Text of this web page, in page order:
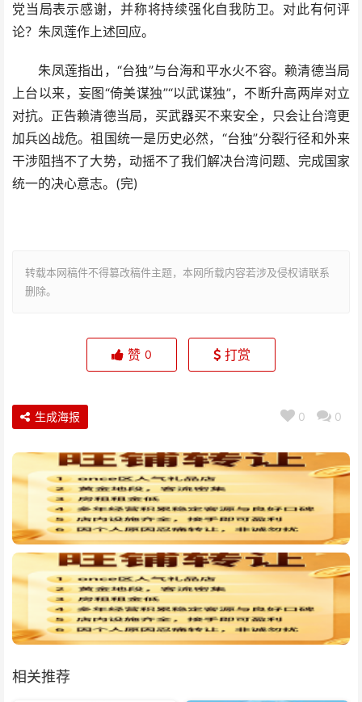
党当局表示感谢，并称将持续强化自我防卫。对此有何评
论？朱凤莲作上述回应。
朱凤莲指出，“台独”与台海和平水火不容。赖清德当局
上台以来，妄图“倚美谋独”“以武谋独”，不断升高两岸对立
对抗。正告赖清德当局，买武器买不来安全，只会让台湾更
加兵凶战危。祖国统一是历史必然，“台独”分裂行径和外来
干涉阻挡不了大势，动摇不了我们解决台湾问题、完成国家
统一的决心意志。(完)
转载本网稿件不得篡改稿件主题，本网所载内容若涉及侵权请联系
删除。
赞 0 打赏
0 0
生成海报
相关推荐